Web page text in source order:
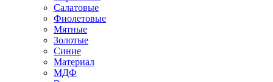
Салатовые
Фиолетовые
Мятные
Золотые
Синие
Материал
МДФ